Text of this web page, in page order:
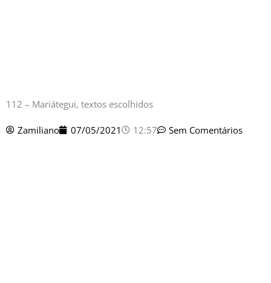
112 – Mariátegui, textos escolhidos
Zamiliano 07/05/2021 12:57 Sem Comentários